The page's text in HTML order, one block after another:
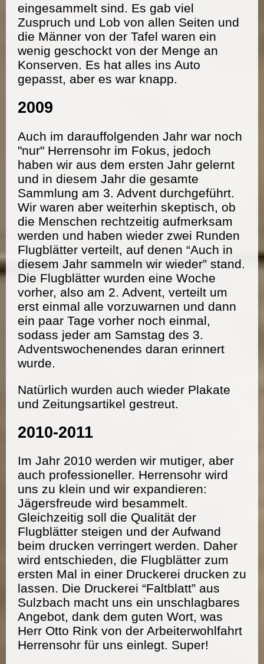
eingesammelt sind. Es gab viel
Zuspruch und Lob von allen Seiten und
die Männer von der Tafel waren ein
wenig geschockt von der Menge an
Konserven. Es hat alles ins Auto
gepasst, aber es war knapp.
2009
Auch im darauffolgenden Jahr war noch
"nur" Herrensohr im Fokus, jedoch
haben wir aus dem ersten Jahr gelernt
und in diesem Jahr die gesamte
Sammlung am 3. Advent durchgeführt.
Wir waren aber weiterhin skeptisch, ob
die Menschen rechtzeitig aufmerksam
werden und haben wieder zwei Runden
Flugblätter verteilt, auf denen “Auch in
diesem Jahr sammeln wir wieder” stand.
Die Flugblätter wurden eine Woche
vorher, also am 2. Advent, verteilt um
erst einmal alle vorzuwarnen und dann
ein paar Tage vorher noch einmal,
sodass jeder am Samstag des 3.
Adventswochenendes daran erinnert
wurde.
Natürlich wurden auch wieder Plakate
und Zeitungsartikel gestreut.
2010-2011
Im Jahr 2010 werden wir mutiger, aber
auch professioneller. Herrensohr wird
uns zu klein und wir expandieren:
Jägersfreude wird besammelt.
Gleichzeitig soll die Qualität der
Flugblätter steigen und der Aufwand
beim drucken verringert werden. Daher
wird entschieden, die Flugblätter zum
ersten Mal in einer Druckerei drucken zu
lassen. Die Druckerei “Faltblatt” aus
Sulzbach macht uns ein unschlagbares
Angebot, dank dem guten Wort, was
Herr Otto Rink von der Arbeiterwohlfahrt
Herrensohr für uns einlegt. Super!